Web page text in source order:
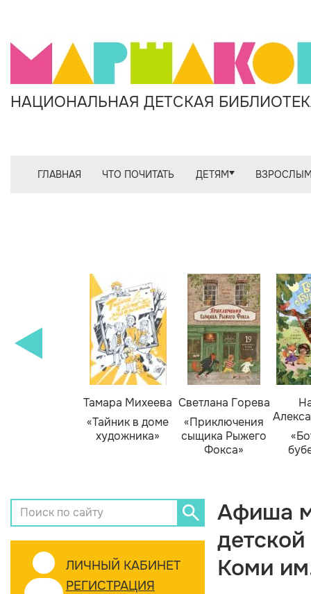
НАЦИОНАЛЬНАЯ ДЕТСКАЯ
ГЛАВНАЯ ЧТО ПОЧИТАТЬ ДЕТЯМ
Тамара Михеева
«Тайник в доме
художника»
Светлана Горева
«Приключения
сыщика Рыжего
Фокса»
ЛИЧНЫЙ КАБИНЕТ
РЕГИСТРАЦИЯ
Афиша
Коми